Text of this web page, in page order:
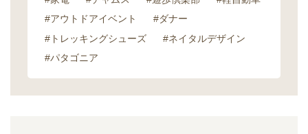
#アウトドアイベント
#ダナー
#トレッキングシューズ
#ネイタルデザイン
#パタゴニア